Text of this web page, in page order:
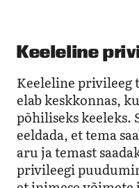
Keeleline
Keeleline privileeg
elab keskkonnas,
põhiliseks keeleks.
eeldada, et tema
aru ja temast
privileegi